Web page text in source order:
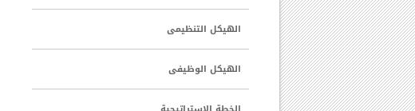
الهيكل التنظيمى
الهيكل الوظيفى